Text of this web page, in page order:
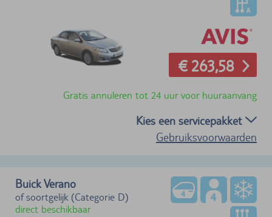
€ 263,58
Gratis annuleren tot 24 uur voor huuraanvang
Kies een servicepakket
Gebruiksvoorwaarden
Buick Verano
of soortgelijk (Categorie D)
direct beschikbaar